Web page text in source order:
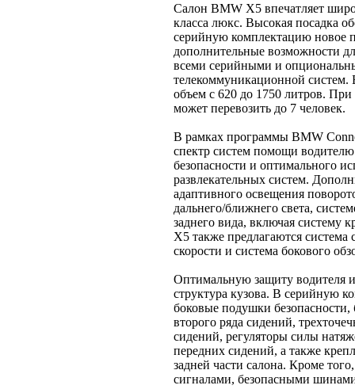
Салон BMW X5 впечатляет
класса люкс. Высокая посадка
серийную комплектацию новое
дополнительные возможности
всеми серийными и
телекоммуникационной систем.
объем с 620 до 1750 литров.
может перевозить до 7 человек.
В рамках программы BMW
спектр систем помощи
безопасности и оптимального
развлекательных систем.
адаптивного освещения
дальнего/ближнего света,
заднего вида, включая систему
X5 также предлагаются система
скорости и система бокового
Оптимальную защиту водителя и
структура кузова. В серийную
боковые подушки
второго ряда сидений,
сидений, регуляторы силы
передних сидений, а также
задней части салона. Кроме
сигналами, безопасными